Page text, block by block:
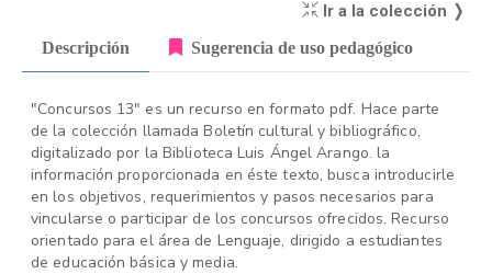
Ir a la colección ❭
Descripción Sugerencia de uso pedagógico
"Concursos 13" es un recurso en formato pdf. Hace parte
de la colección llamada Boletín cultural y bibliográfico,
digitalizado por la Biblioteca Luis Ángel Arango. la
información proporcionada en éste texto, busca introducirle
en los objetivos, requerimientos y pasos necesarios para
vincularse o participar de los concursos ofrecidos. Recurso
orientado para el área de Lenguaje, dirigido a estudiantes
de educación básica y media.